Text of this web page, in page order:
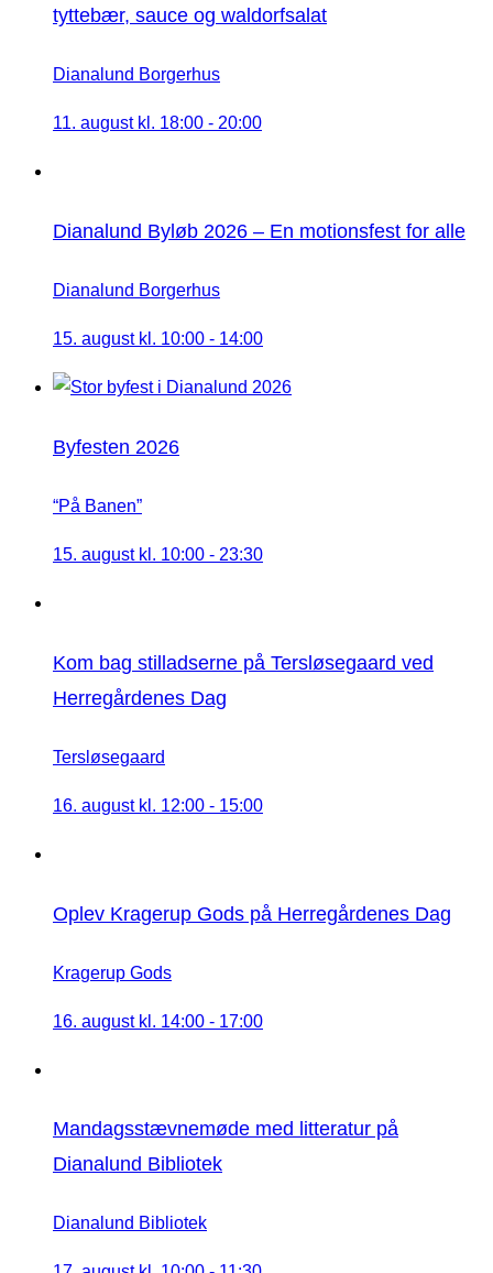
tyttebær, sauce og waldorfsalat
Dianalund Borgerhus
11. august kl. 18:00 - 20:00
Dianalund Byløb 2026 – En motionsfest for alle
Dianalund Borgerhus
15. august kl. 10:00 - 14:00
Byfesten 2026
“På Banen”
15. august kl. 10:00 - 23:30
Kom bag stilladserne på Tersløsegaard ved
Herregårdenes Dag
Tersløsegaard
16. august kl. 12:00 - 15:00
Oplev Kragerup Gods på Herregårdenes Dag
Kragerup Gods
16. august kl. 14:00 - 17:00
Mandagsstævnemøde med litteratur på
Dianalund Bibliotek
Dianalund Bibliotek